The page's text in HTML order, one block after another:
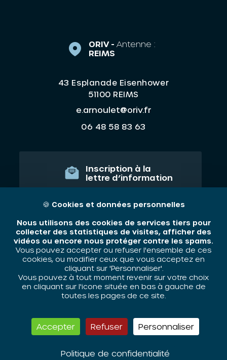
ORIV - Antenne :
REIMS
43 Esplanade Eisenhower
51100 REIMS
e.arnoulet@oriv.fr
06 48 58 83 63
Inscription à la
lettre d’information
JE M'ABONNE
Qui sommes nous ?
Nos thématiques
Contact
🍪 Cookies et données personnelles
Nous utilisons des cookies de services tiers pour
collecter des statistiques de visites, afficher des
vidéos ou encore nous protéger contre les spams.
Vous pouvez accepter ou refuser l'ensemble de ces
cookies, ou modifier ceux que vous acceptez en
cliquant sur 'Personnaliser'.
Vous pouvez à tout moment revenir sur votre choix
en cliquant sur l'icone située en bas à gauche de
toutes les pages de ce site.
Accepter Refuser Personnaliser
Politique de confidentialité